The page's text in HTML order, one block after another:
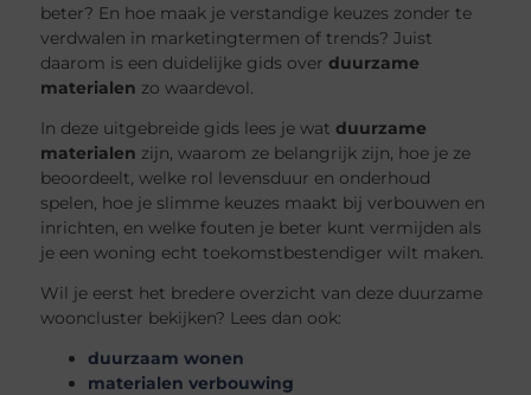
beter? En hoe maak je verstandige keuzes zonder te
verdwalen in marketingtermen of trends? Juist
daarom is een duidelijke gids overduurzame
materialen zo waardevol.
In deze uitgebreide gids lees je watduurzame
materialen zijn, waarom ze belangrijk zijn, hoe je ze
beoordeelt, welke rol levensduur en onderhoud
spelen, hoe je slimme keuzes maakt bij verbouwen en
inrichten, en welke fouten je beter kunt vermijden als
je een woning echt toekomstbestendiger wilt maken.
Wil je eerst het bredere overzicht van deze duurzame
wooncluster bekijken? Lees dan ook:
duurzaam wonen
materialen verbouwing